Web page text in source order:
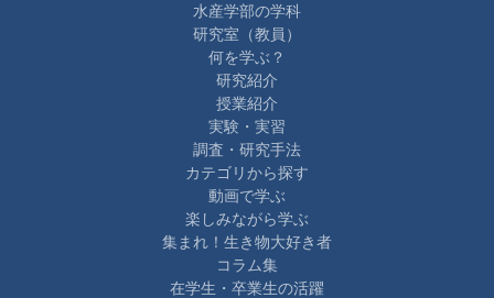
水産学部の学科
研究室（教員）
何を学ぶ？
研究紹介
授業紹介
実験・実習
調査・研究手法
カテゴリから探す
動画で学ぶ
楽しみながら学ぶ
集まれ！生き物大好き者
コラム集
在学生・卒業生の活躍